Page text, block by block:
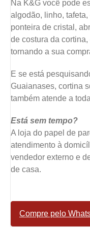
Na K&G você pode
algodão, linho,
ponteira de cristal,
de costura da
tornando a sua
E se está
Guaianases, cortina
também atende a
Está sem tempo?
A loja do papel de
atendimento à
vendedor externo e
de casa.
Compre pelo